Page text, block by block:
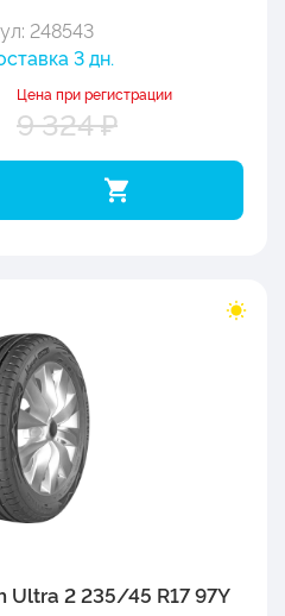
248543
3 дн.
Цена при регистрации
9 324 ₽
Ultra 2 235/45 R17 97Y